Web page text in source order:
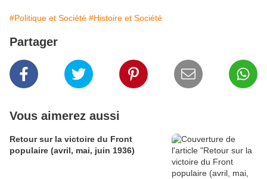
#Politique et Société #Histoire et Société
Partager
Vous aimerez aussi
Retour sur la victoire du Front
populaire (avril, mai, juin 1936)